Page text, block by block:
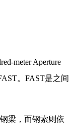
meter Aperture
。FAST是之间
梁，而钢索则依